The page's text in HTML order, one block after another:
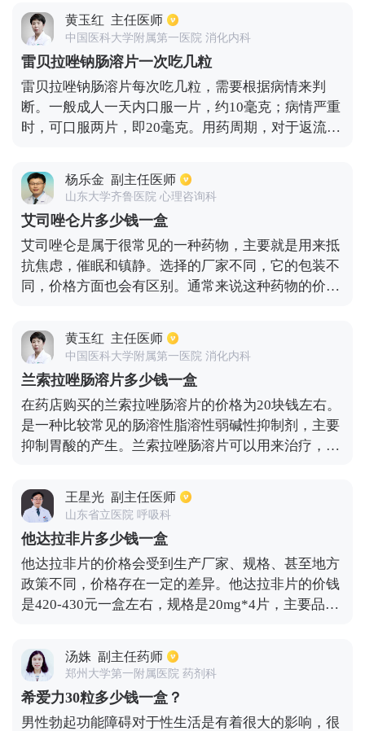
粒装。但是90块钱一盒的万菲乐里面只装有一粒。而
伟哥又被称为进口的枸橼酸西地那非。且拘橼酸西地
那非在中国又被称为万菲乐和金戈。不管是国产还是
进口都是pde5抑制剂，对男性会有勃起功能的障碍有
很好的效果。
黄玉红 主任医师
中国医科大学附属第一医院 消化内科
雷贝拉唑钠肠溶片一次吃几粒
雷贝拉唑钠肠溶片每次吃几粒，需要根据病情来判
断。一般成人一天内口服一片，约10毫克；病情严重
时，可口服两片，即20毫克。用药周期，对于返流性
指肠溃疡用药六周以内。雷贝拉唑钠肠溶片适合整片
吞服，最好选择在饭前1小时左右空腹服用，不要咀
嚼或者压碎。
杨乐金 副主任医师
山东大学齐鲁医院 心理咨询科
艾司唑仑片多少钱一盒
艾司唑仑是属于很常见的一种药物，主要就是用来抵
抗焦虑，催眠和镇静。选择的厂家不同，它的包装不
同，价格方面也会有区别。通常来说这种药物的价格
是这种是属于精神二类的药物，还是国家管控的药
物，想要购买必须要有处方才行，同时还要在正规的
医疗机构之中购买。因为这种药物具有镇静的作用，
如果没有做好管控工作，会造成很大的风险。而且不
能长期去服用，否则很容易产生依赖性。
黄玉红 主任医师
中国医科大学附属第一医院 消化内科
兰索拉唑肠溶片多少钱一盒
在药店购买的兰索拉唑肠溶片的价格为20块钱左右。
是一种比较常见的肠溶性脂溶性弱碱性抑制剂，主要
抑制胃酸的产生。兰索拉唑肠溶片可以用来治疗，；
的急性出血，需每天在饭前服用一次，也可采取静脉
用药的方式来进行治疗。对胃溃疡，十二指肠溃疡等
疾病也具有良好的治疗作用，通过与抗生素的结合使
用对幽门螺旋杆菌染具有良好的根治作用。
王星光 副主任医师
山东省立医院 呼吸科
他达拉非片多少钱一盒
他达拉非片的价格会受到生产厂家、规格、甚至地方
政策不同，价格存在一定的差异。他达拉非片的价钱
是420-430元一盒左右，规格是20mg*4片，主要品牌
绵体内血液充盈，让平滑肌更加松弛，而促使阴茎更
加硬。他达拉非片剂不建议长时间服用，仅一片服用
3天，即20毫克。虽然他达拉非片有很好的耐药性，
但如果长期用药过量会对身体造成一定的伤害，服用
汤姝 副主任药师
郑州大学第一附属医院 药剂科
希爱力30粒多少钱一盒？
男性勃起功能障碍对于性生活是有着很大的影响，很